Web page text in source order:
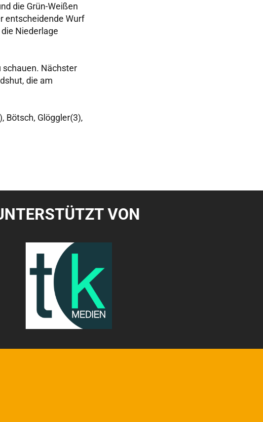
die Grün-Weißen
entscheidende Wurf
Niederlage
schauen. Nächster
die am
Bötsch, Glöggler(3),
VON